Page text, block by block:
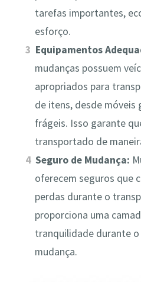
tarefas importantes,
esforço.
Equipamentos
mudanças possuem
apropriados para
de itens, desde móveis
frágeis. Isso garante
transportado de
Seguro de Mudança:
oferecem seguros que
perdas durante o
proporciona uma
tranquilidade durante
mudança.